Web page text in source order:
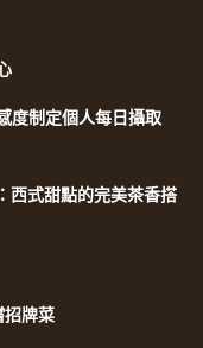
度制定個人每日攝取
西式甜點的完美茶香搭
招牌菜